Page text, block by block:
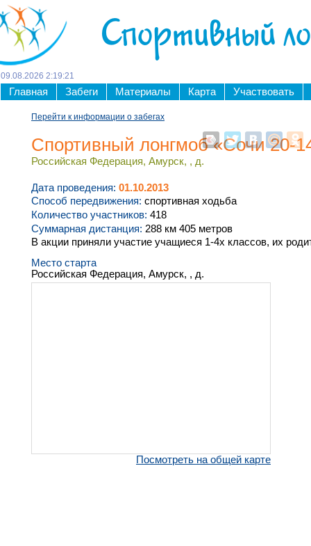
Спортивный
09 08 2026 2:19:21
Главная Забеги Материалы Карта Участвовать
Перейти к информации о забегах
Cпортивный лонгмоб «Сочи 20-
Российская Федерация, Амурск, , д.
Дата проведения: 01.10.2013
Способ передвижения: спортивная ходьба
Количество участников: 418
Суммарная дистанция: 288 км 405 метров
В акции приняли участие учащиеся 1-4х классов, их
Место старта
Российская Федерация, Амурск, , д.
Посмотреть на общей карте